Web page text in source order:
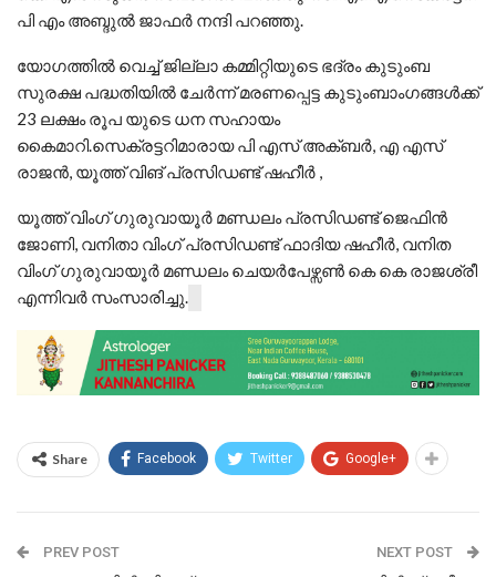
പി എം അബ്ദുൽ ജാഫർ നന്ദി പറഞ്ഞു.
യോഗത്തിൽ വെച്ച് ജില്ലാ കമ്മിറ്റിയുടെ ഭദ്രം കുടുംബ
സുരക്ഷ പദ്ധതിയിൽ ചേർന്ന് മരണപ്പെട്ട കുടുംബാംഗങ്ങൾക്ക്
23 ലക്ഷം രൂപ യുടെ ധന സഹായം
കൈമാറി.സെക്രട്ടറിമാരായ പി എസ് അക്ബർ, എ എസ്
രാജൻ, യൂത്ത് വിങ് പ്രസിഡണ്ട് ഷഹീർ ,
യൂത്ത് വിംഗ് ഗുരുവായൂർ മണ്ഡലം പ്രസിഡണ്ട് ജെഫിൻ
ജോണി, വനിതാ വിംഗ് പ്രസിഡണ്ട് ഫാദിയ ഷഹീർ, വനിത
വിംഗ് ഗുരുവായൂർ മണ്ഡലം ചെയർപേഴ്സൺ കെ കെ രാജശ്രീ
എന്നിവർ സംസാരിച്ചു.
Share Facebook Twitter Google+
PREV POST NEXT POST